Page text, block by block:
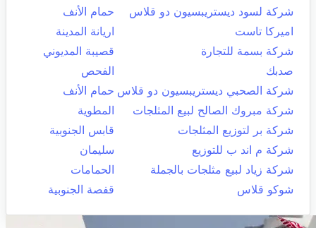
شركة لسود ديستريبسيون دو قلاس
حمام الأنف
اميركا تاست
اريانة المدينة
شركة بسمة للتجارة
قصيبة المديوني
صدبك
الفحص
شركة الصحبي ديستريبسيون دو قلاس حمام الأنف
شركة مبروك الصالح لبيع المثلجات
المطوية
شركة بر لتوزيع المثلجات
قابس الجنوبية
شركة م اند ب للتوزيع
سليمان
شركة زياد لبيع مثلجات بالجملة
الحمامات
شوكو قلاس
قفصة الجنوبية